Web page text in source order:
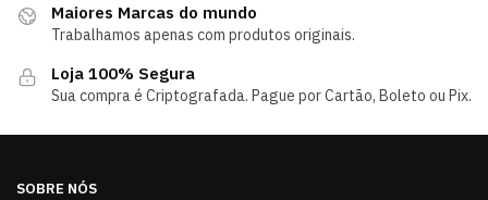
Maiores Marcas do mundo
Trabalhamos apenas com produtos originais.
Loja 100% Segura
Sua compra é Criptografada. Pague por Cartão, Boleto ou Pix.
SOBRE NÓS